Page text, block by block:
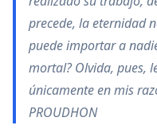
precede, la eternidad
puede importar a
mortal? Olvida, pues,
únicamente en mis
PROUDHON